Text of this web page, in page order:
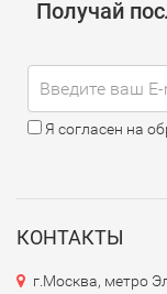
Получай
Я согласен на
КОНТАКТЫ
г.Москва, метро